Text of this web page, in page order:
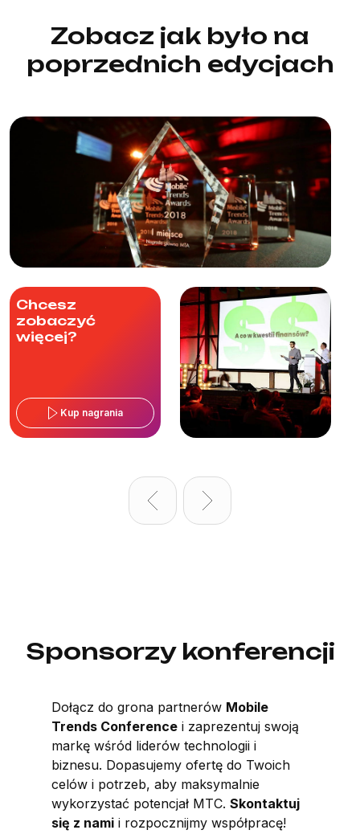
Zobacz jak było na
poprzednich edycjach
Chcesz
zobaczyć
więcej?
Kup nagrania
Sponsorzy konferencji
Dołącz do grona partnerów Mobile
Trends Conference i zaprezentuj swoją
markę wśród liderów technologii i
biznesu. Dopasujemy ofertę do Twoich
celów i potrzeb, aby maksymalnie
wykorzystać potencjał MTC. Skontaktuj
się z nami i rozpocznijmy współpracę!